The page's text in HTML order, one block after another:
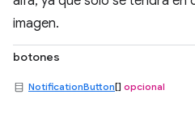
imagen.
botones
NotificationButton[] opcional